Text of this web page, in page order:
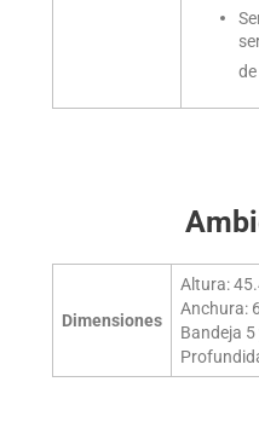
Dimensiones
Altura:
Anchura:
Bandeja